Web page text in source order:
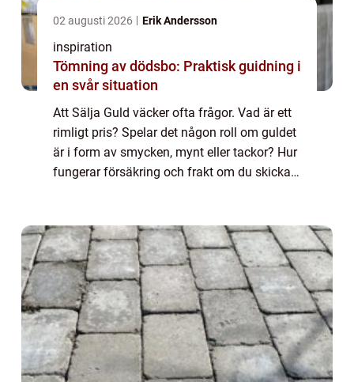
02 augusti 2026 Erik Andersson
inspiration
Tömning av dödsbo: Praktisk guidning i
en svår situation
Att Sälja Guld väcker ofta frågor. Vad är ett
rimligt pris? Spelar det någon roll om guldet
är i form av smycken, mynt eller tackor? Hur
fungerar försäkring och frakt om du skickar